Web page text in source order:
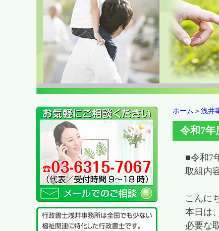
ホーム ＞ 浅井
令和7年
■令和7
取組内
こんに
本日は
必要な